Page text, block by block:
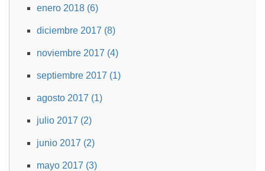
enero 2018 (6)
diciembre 2017 (8)
noviembre 2017 (4)
septiembre 2017 (1)
agosto 2017 (1)
julio 2017 (2)
junio 2017 (2)
mayo 2017 (3)